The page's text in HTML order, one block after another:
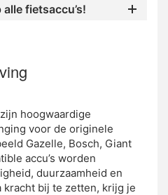
fietsaccu’s!
hoogwaardige
voor de originele
Gazelle, Bosch, Giant
accu’s worden
duurzaamheid en
kracht bij te zetten, krijg je